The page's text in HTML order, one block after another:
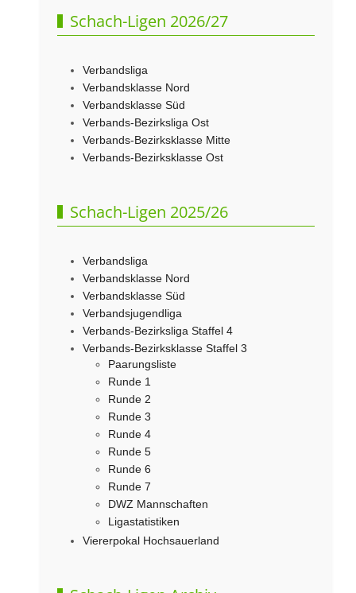
Schach-Ligen 2026/27
Verbandsliga
Verbandsklasse Nord
Verbandsklasse Süd
Verbands-Bezirksliga Ost
Verbands-Bezirksklasse Mitte
Verbands-Bezirksklasse Ost
Schach-Ligen 2025/26
Verbandsliga
Verbandsklasse Nord
Verbandsklasse Süd
Verbandsjugendliga
Verbands-Bezirksliga Staffel 4
Verbands-Bezirksklasse Staffel 3
Paarungsliste
Runde 1
Runde 2
Runde 3
Runde 4
Runde 5
Runde 6
Runde 7
DWZ Mannschaften
Ligastatistiken
Viererpokal Hochsauerland